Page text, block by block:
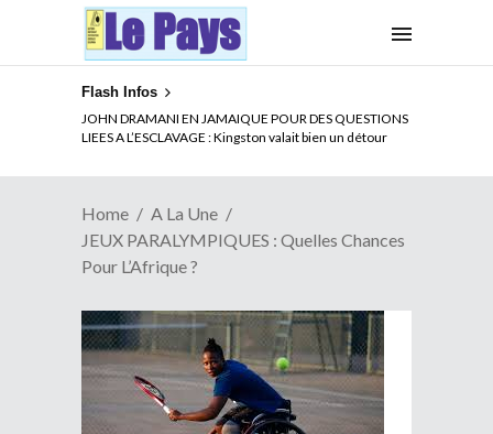
Flash Infos
JOHN DRAMANI EN JAMAIQUE POUR DES QUESTIONS
LIEES A L’ESCLAVAGE : Kingston valait bien un détour
ELECTION DE TALON A LA TETE DU SENAT BENINOIS :
Quand Patrice quitte le pouvoir sans partir !
Home
A La Une
JEUX PARALYMPIQUES : Quelles Chances
Pour L’Afrique ?